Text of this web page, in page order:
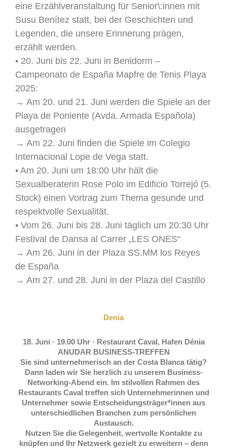
eine Erzählveranstaltung für Senior\:innen mit
Susu Benítez statt, bei der Geschichten und
Legenden, die unsere Erinnerung prägen,
erzählt werden.
• 20. Juni bis 22. Juni in Benidorm –
Campeonato de España Mapfre de Tenis Playa
2025:
→ Am 20. und 21. Juni werden die Spiele an der
Playa de Poniente (Avda. Armada Española)
ausgetragen
→ Am 22. Juni finden die Spiele im Colegio
Internacional Lope de Vega statt.
• Am 20. Juni um 18:00 Uhr hält die
Sexualberaterin Rose Polo im Edificio Torrejó (5.
Stock) einen Vortrag zum Thema gesunde und
respektvolle Sexualität.
• Vom 26. Juni bis 28. Juni täglich um 20:30 Uhr
Festival de Dansa al Carrer „LES ONES“
→ Am 26. Juni in der Plaza SS.MM los Reyes
de España
→ Am 27. und 28. Juni in der Plaza del Castillo
Denia
18. Juni · 19.00 Uhr · Restaurant Caval, Hafen Dénia
ANUDAR BUSINESS-TREFFEN
Sie sind unternehmerisch an der Costa Blanca tätig?
Dann laden wir Sie herzlich zu unserem Business-
Networking-Abend ein. Im stilvollen Rahmen des
Restaurants Caval treffen sich Unternehmerinnen und
Unternehmer sowie Entscheidungsträger*innen aus
unterschiedlichen Branchen zum persönlichen
Austausch.
Nutzen Sie die Gelegenheit, wertvolle Kontakte zu
knüpfen und Ihr Netzwerk gezielt zu erweitern – denn